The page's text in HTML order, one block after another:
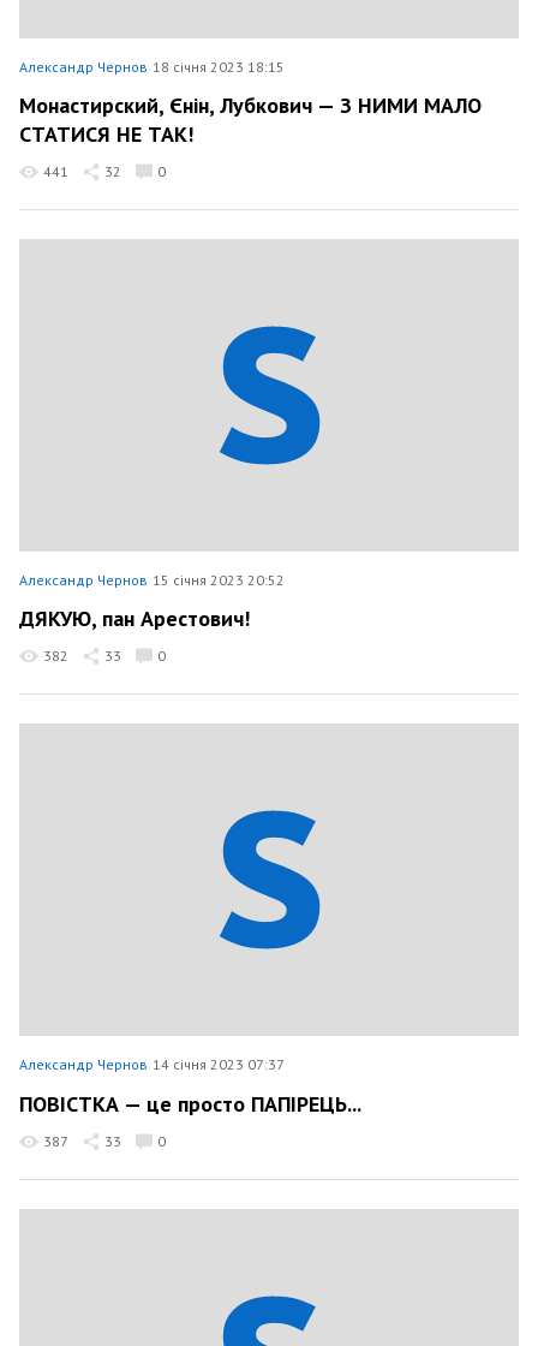
Александр Чернов 18 січня 2023 18:15
Монастирский, Єнін, Лубкович — З НИМИ МАЛО
СТАТИСЯ НЕ ТАК!
441 32 0
Александр Чернов 15 січня 2023 20:52
ДЯКУЮ, пан Арестович!
382 33 0
Александр Чернов 14 січня 2023 07:37
ПОВІСТКА — це просто ПАПІРЕЦЬ...
387 33 0